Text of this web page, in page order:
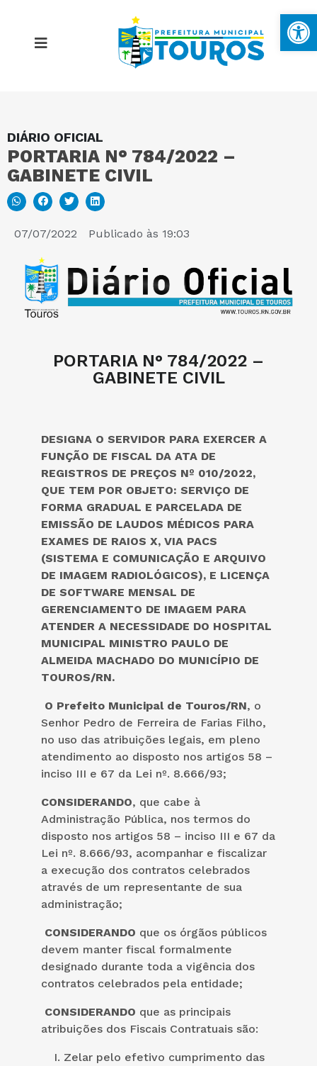
DIÁRIO OFICIAL
PORTARIA N° 784/2022 –
GABINETE CIVIL
07/07/2022 Publicado às 19:03
PORTARIA N° 784/2022 –
GABINETE CIVIL
DESIGNA O SERVIDOR PARA EXERCER A
FUNÇÃO DE FISCAL DA ATA DE
REGISTROS DE PREÇOS Nº 010/2022,
QUE TEM POR OBJETO: SERVIÇO DE
FORMA GRADUAL E PARCELADA DE
EMISSÃO DE LAUDOS MÉDICOS PARA
EXAMES DE RAIOS X, VIA PACS
(SISTEMA E COMUNICAÇÃO E ARQUIVO
DE IMAGEM RADIOLÓGICOS), E LICENÇA
DE SOFTWARE MENSAL DE
GERENCIAMENTO DE IMAGEM PARA
ATENDER A NECESSIDADE DO HOSPITAL
MUNICIPAL MINISTRO PAULO DE
ALMEIDA MACHADO DO MUNICÍPIO DE
TOUROS/RN.
O Prefeito Municipal de Touros/RN, o
Senhor Pedro de Ferreira de Farias Filho,
no uso das atribuições legais, em pleno
atendimento ao disposto nos artigos 58 –
inciso III e 67 da Lei nº. 8.666/93;
CONSIDERANDO, que cabe à
Administração Pública, nos termos do
disposto nos artigos 58 – inciso III e 67 da
Lei nº. 8.666/93, acompanhar e fiscalizar
a execução dos contratos celebrados
através de um representante de sua
administração;
CONSIDERANDO que os órgãos públicos
devem manter fiscal formalmente
designado durante toda a vigência dos
contratos celebrados pela entidade;
CONSIDERANDO que as principais
atribuições dos Fiscais Contratuais são:
Zelar pelo efetivo cumprimento das
MAPA DO SITE
PORTAL DA TRANSPARÊNCIA
E-SIC
PERGUNTAS FREQUENTES